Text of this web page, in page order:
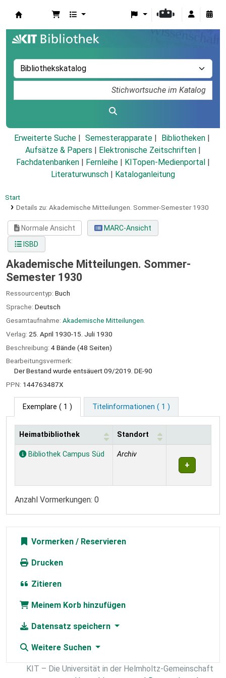
Erweiterte Suche Semesterapparate
Bibliotheken
Aufsätze & Papers
Elektronische Zeitschriften
Fachdatenbanken
Fernleihe KITopen-Medienportal
Literaturwunsch
Kataloganleitung
Start
Details zu: Akademische Mitteilungen. Sommer-Semester 1930
Normale Ansicht
MARC-Ansicht
ISBD
Akademische Mitteilungen. Sommer-
Semester 1930
Ressourcentyp: Buch
Sprache: Deutsch
Gesamtaufnahme: Akademische Mitteilungen.
Verlag: 25. April 1930-15. Juli 1930
Beschreibung: 4 Bände (48 Seiten)
Bearbeitungsvermerk:
Der Bestand wurde entsäuert 09/2019. DE-90
PPN: 144763487X
Exemplare ( 1 ) Titelinformationen ( 1 )
Exemplare
Heimatbibliothek Standort
Bibliothek Campus Süd Archiv
Anzahl Vormerkungen: 0
Vormerken
Drucken
Zitieren
Meinem Korb hinzufügen
Datensatz speichern
Weitere Suchen
KIT – Die Universität in der Helmholtz-Gemeinschaft